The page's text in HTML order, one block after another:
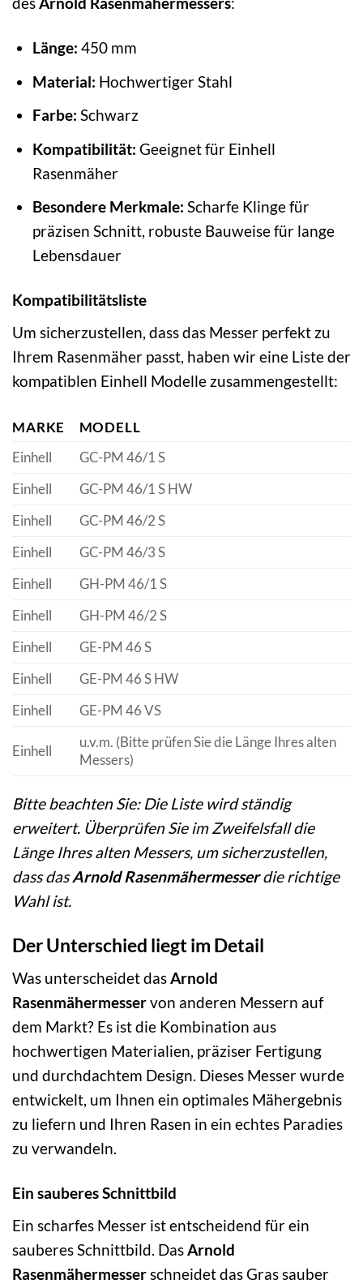
Länge: 450 mm
Material: Hochwertiger Stahl
Farbe: Schwarz
Kompatibilität: Geeignet für Einhell
Rasenmäher
Besondere Merkmale: Scharfe Klinge für
präzisen Schnitt, robuste Bauweise für lange
Lebensdauer
Kompatibilitätsliste
Um sicherzustellen, dass das Messer perfekt zu
Ihrem Rasenmäher passt, haben wir eine Liste der
kompatiblen Einhell Modelle zusammengestellt:
MARKE
MODELL
Einhell
GC-PM 46/1 S
Einhell
GC-PM 46/1 S HW
Einhell
GC-PM 46/2 S
Einhell
GC-PM 46/3 S
Einhell
GH-PM 46/1 S
Einhell
GH-PM 46/2 S
Einhell
GE-PM 46 S
Einhell
GE-PM 46 S HW
Einhell
GE-PM 46 VS
Einhell
u.v.m. (Bitte prüfen Sie die Länge Ihres alten
Messers)
Bitte beachten Sie: Die Liste wird ständig
erweitert. Überprüfen Sie im Zweifelsfall die
Länge Ihres alten Messers, um sicherzustellen,
dass dasArnold Rasenmähermesserdie richtige
Wahl ist.
Der Unterschied liegt im Detail
Was unterscheidet dasArnold
Rasenmähermesservon anderen Messern auf
dem Markt? Es ist die Kombination aus
hochwertigen Materialien, präziser Fertigung
und durchdachtem Design. Dieses Messer wurde
entwickelt, um Ihnen ein optimales Mähergebnis
zu liefern und Ihren Rasen in ein echtes Paradies
zu verwandeln.
Ein sauberes Schnittbild
Ein scharfes Messer ist entscheidend für ein
sauberes Schnittbild. DasArnold
Rasenmähermesserschneidet das Gras sauber